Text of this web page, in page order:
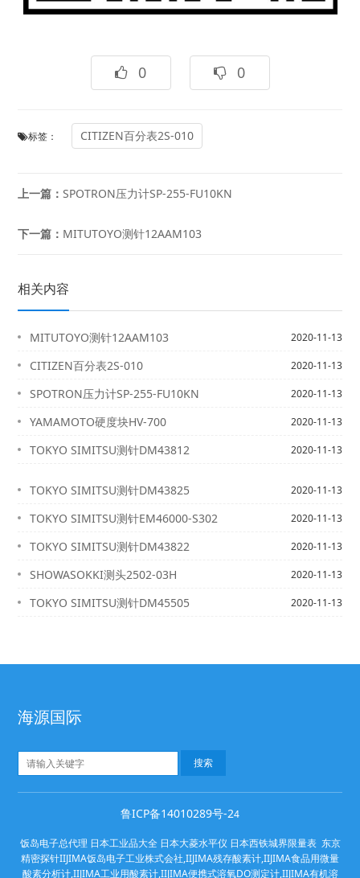
0 0
标签： CITIZEN百分表2S-010
上一篇：SPOTRON压力计SP-255-FU10KN
下一篇： MITUTOYO测针12AAM103
相关内容
MITUTOYO测针12AAM103 2020-11-13
CITIZEN百分表2S-010 2020-11-13
SPOTRON压力计SP-255-FU10KN 2020-11-13
YAMAMOTO硬度块HV-700 2020-11-13
TOKYO SIMITSU测针DM43812 2020-11-13
TOKYO SIMITSU测针DM43825 2020-11-13
TOKYO SIMITSU测针EM46000-S302 2020-11-13
TOKYO SIMITSU测针DM43822 2020-11-13
SHOWASOKKI测头2502-03H 2020-11-13
TOKYO SIMITSU测针DM45505 2020-11-13
海源国际
鲁ICP备14010289号-24
饭岛电子总代理 日本工业品大全 日本大菱水平仪 日本西铁城界限量表 东京
精密探针IIJIMA饭岛电子工业株式会社,IIJIMA残存酸素计,IIJIMA食品用微量
酸素分析计,IIJIMA工业用酸素计,IIJIMA便携式溶氧DO测定计,IIJIMA有机溶